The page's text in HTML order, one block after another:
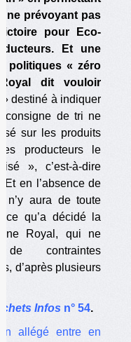
ne prévoyant pas
pour Eco-
Et une
politiques « zéro
dit vouloir
» destiné à indiquer
consigne de tri ne
sur les produits
producteurs le
», c’est-à-dire
Et en l’absence de
n’y aura de toute
ce qu’a décidé la
Royal, qui ne
contraintes
d’après plusieurs
Infos n° 54.
allégé entre en